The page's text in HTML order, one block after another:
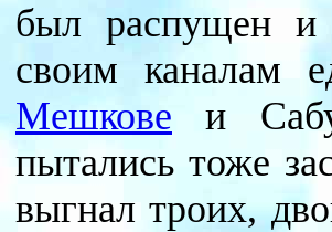
был распущен и
своим каналам
Мешкове и
пытались тоже
выгнал троих,